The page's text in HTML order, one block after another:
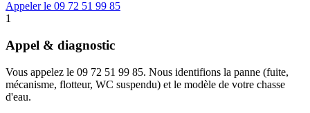
Appeler le 09 72 51 99 85
1
Appel & diagnostic
Vous appelez le 09 72 51 99 85. Nous identifions la panne (fuite,
mécanisme, flotteur, WC suspendu) et le modèle de votre chasse
d'eau.